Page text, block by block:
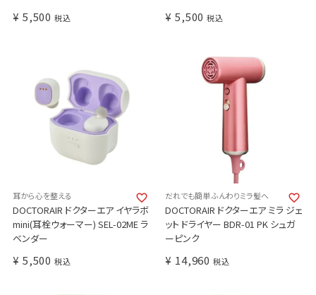
¥ 5,500 税込 ¥ 5,500 税込
耳から心を整える
DOCTORAIR ドクターエア イヤラボ
mini(耳栓ウォーマー) SEL-02ME ラ
ベンダー
¥ 5,500 税込
だれでも簡単 ふんわりミラ髪へ
DOCTORAIR ドクターエア ミラ ジェ
ット ドライヤー BDR-01 PK シュガ
ーピンク
¥ 14,960 税込